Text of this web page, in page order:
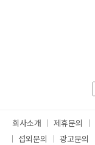
회사소개 제휴문의
섭외문의
광고문의